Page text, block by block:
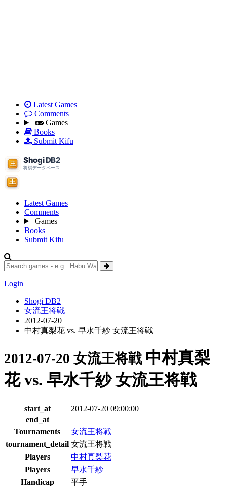
Latest Games
Comments
Games
Books
Submit Kifu
Latest Games
Comments
Games
Books
Submit Kifu
Login
Shogi DB2
女流王将戦
2012-07-20
中村真梨花 vs. 早水千紗 女流王将戦
2012-07-20 女流王将戦 中村真梨
花 vs. 早水千紗 女流王将戦
start_at
2012-07-20 09:00:00
end_at
Tournaments
女流王将戦
tournament_detail 女流王将戦
Players
中村真梨花
Players
早水千紗
Handicap
平手